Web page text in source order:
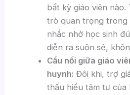
bất kỳ giáo viên nào.
trò quan trọng trong
nhắc nhở học sinh
diễn ra suôn sẻ,
Cầu nối giữa giáo
huynh: Đôi khi, trợ
thấu hiểu tâm tư của